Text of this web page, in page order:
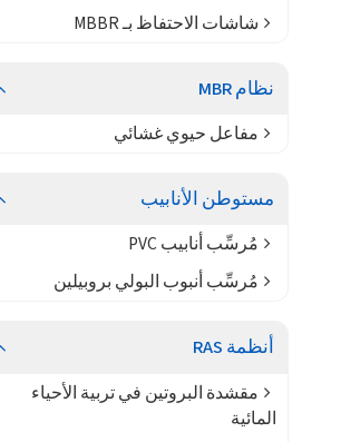
شاشات الاحتفاظ بـ MBBR
نظام MBR
مفاعل حيوي غشائي
مستوطن الأنابيب
مُرسِّب أنابيب PVC
مُرسِّب أنبوب البولي بروبيلين
أنظمة RAS
مقشدة البروتين في تربية الأحياء
المائية